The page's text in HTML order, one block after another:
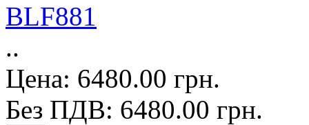
BLF881
..
Цена: 6480.00 грн.
Без ПДВ: 6480.00 грн.